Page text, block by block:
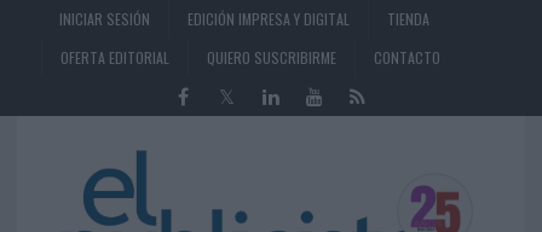
INICIAR SESIÓN EDICIÓN IMPRESA Y DIGITAL
TIENDA
OFERTA EDITORIAL
QUIERO SUSCRIBIRME CONTACTO